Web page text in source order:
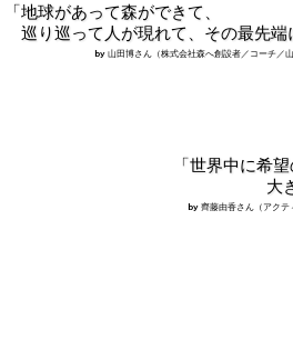
「地球があって森ができて、
巡り巡って人が現れて、その最先端
by 山田博さん（株式会社森へ創設者／コーチ／山
「世界中に希
大
by 齊藤由香さん（アクテ